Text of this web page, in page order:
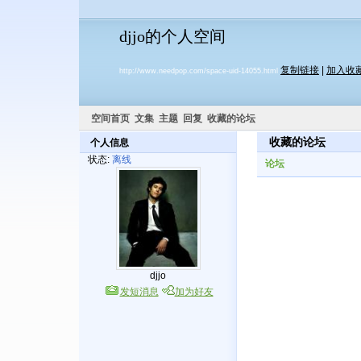
djjo的个人空间
http://www.needpop.com/space-uid-14055.html 复制链接 加入收
空间首页 文集 主题 回复 收藏的论坛
个人信息
状态: 离线
djjo
发短消息
加为好友
收藏的论坛
论坛